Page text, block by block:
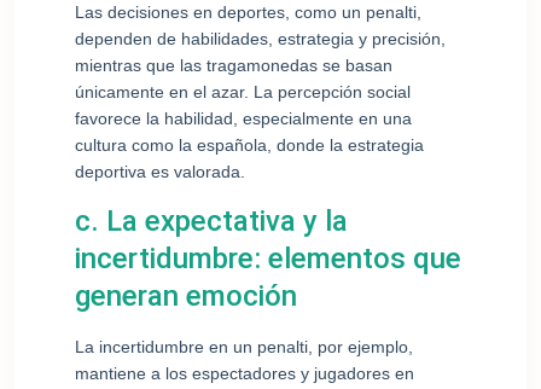
Las decisiones en deportes, como un penalti,
dependen de habilidades, estrategia y precisión,
mientras que las tragamonedas se basan
únicamente en el azar. La percepción social
favorece la habilidad, especialmente en una
cultura como la española, donde la estrategia
deportiva es valorada.
c. La expectativa y la
incertidumbre: elementos que
generan emoción
La incertidumbre en un penalti, por ejemplo,
mantiene a los espectadores y jugadores en